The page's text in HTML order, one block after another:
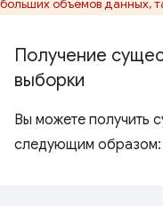
больших объёмов данных,
Получение
выборки
Вы можете получить
следующим образом: